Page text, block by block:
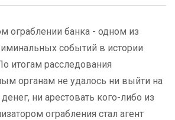
ограблении банка - одном из
событий в истории
итогам расследования
органам не удалось ни выйти на
ни арестовать кого-либо из
ограбления стал агент